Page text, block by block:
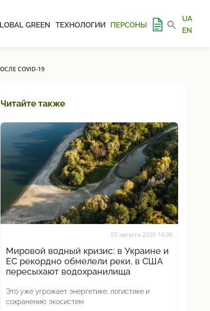
GREEN ТЕХНОЛОГИИ ПЕРСОНЫ
UA
EN
COVID-19
Читайте также
05 августа 2026 14:36
Мировой водный кризис: в Украине и
ЕС рекордно обмелели реки, в США
пересыхают водохранилища
Это уже угрожает энергетике, логистике и
сохранению экосистем